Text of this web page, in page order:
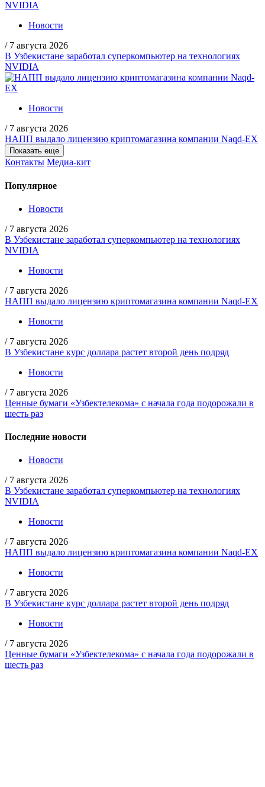
Новости
/ 7 августа 2026
В Узбекистане заработал суперкомпьютер на технологиях
NVIDIA
Новости
/ 7 августа 2026
НАПП выдало лицензию криптомагазина компании Naqd-EX
Показать еще
Контакты Медиа-кит
Популярное
Новости
/ 7 августа 2026
В Узбекистане заработал суперкомпьютер на технологиях
NVIDIA
Новости
/ 7 августа 2026
НАПП выдало лицензию криптомагазина компании Naqd-EX
Новости
/ 7 августа 2026
В Узбекистане курс доллара растет второй день подряд
Новости
/ 7 августа 2026
Ценные бумаги «Узбектелекома» с начала года подорожали в
шесть раз
Последние новости
Новости
/ 7 августа 2026
В Узбекистане заработал суперкомпьютер на технологиях
NVIDIA
Новости
/ 7 августа 2026
НАПП выдало лицензию криптомагазина компании Naqd-EX
Новости
/ 7 августа 2026
В Узбекистане курс доллара растет второй день подряд
Новости
/ 7 августа 2026
Ценные бумаги «Узбектелекома» с начала года подорожали в
шесть раз